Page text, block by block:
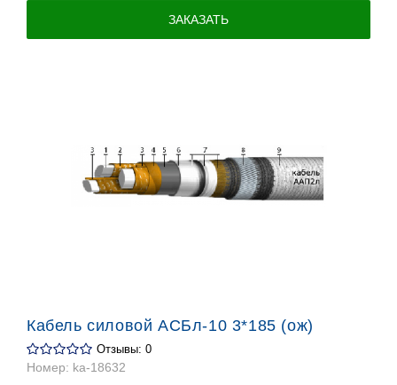
ЗАКАЗАТЬ
Кабель силовой АСБл-10 3*185 (ож)
Отзывы: 0
Номер: ka-18632